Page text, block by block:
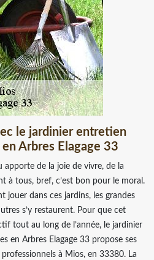
le jardinier entretien
Arbres Elagage 33
apporte de la joie de vivre, de la
à tous, bref, c’est bon pour le moral.
jouer dans ces jardins, les grandes
s’y restaurent. Pour que cet
tout au long de l’année, le jardinier
en Arbres Elagage 33 propose ses
à Mios, en 33380. La